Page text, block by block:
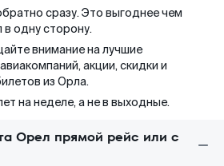
сразу. Это выгоднее чем
одну сторону.
внимание на лучшие
акции, скидки и
из Орла.
на неделе, а не в выходные.
Орел прямой рейс или с